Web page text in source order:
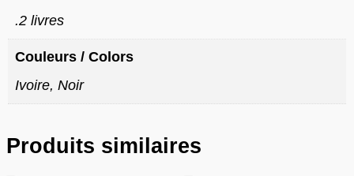
.2 livres
Couleurs / Colors
Ivoire, Noir
Produits similaires